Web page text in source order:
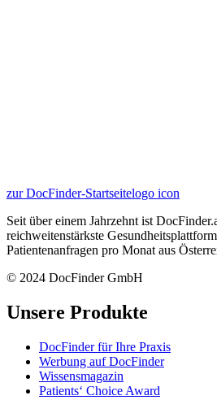
zur DocFinder-Startseitelogo icon
Seit über einem Jahrzehnt ist
reichweitenstärkste
Patientenanfragen pro Monat aus
© 2024 DocFinder GmbH
Unsere Produkte
DocFinder für Ihre Praxis
Werbung auf DocFinder
Wissensmagazin
Patients‘ Choice Award